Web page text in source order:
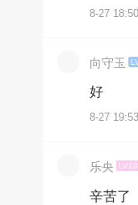
8-27
向守玉
好
8-27
乐央 LV18
辛苦了